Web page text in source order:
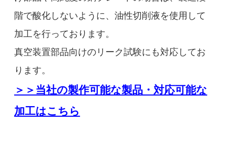
階で酸化しないように、油性切削液を使用して
加工を行っております。
真空装置部品向けのリーク試験にも対応してお
ります。
＞＞当社の製作可能な製品・対応可能な
加工はこちら